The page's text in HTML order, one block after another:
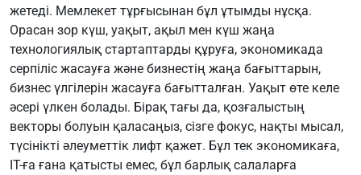
жетеді. Мемлекет тұрғысынан бұл ұтымды нұсқа.
Орасан зор күш, уақыт, ақыл мен күш жаңа
технологиялық стартаптарды құруға, экономикада
серпіліс жасауға және бизнестің жаңа бағыттарын,
бизнес үлгілерін жасауға бағытталған. Уақыт өте келе
әсері үлкен болады. Бірақ тағы да, қозғалыстың
векторы болуын қаласаңыз, сізге фокус, нақты мысал,
түсінікті әлеуметтік лифт қажет. Бұл тек экономикаға,
IT-ға ғана қатысты емес, бұл барлық салаларға